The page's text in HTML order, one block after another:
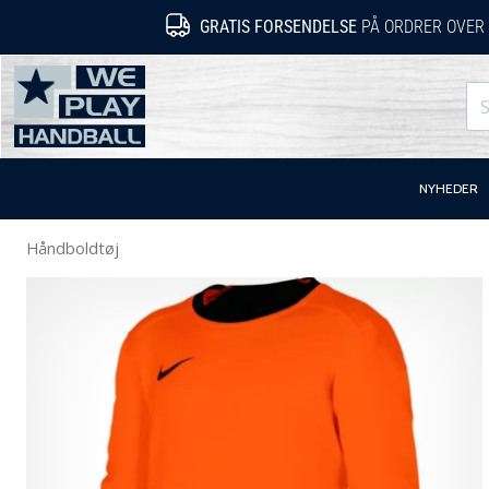
GRATIS FORSENDELSE PÅ ORDRER
WePlayHandball.dk
NYHEDER
Håndboldtøj